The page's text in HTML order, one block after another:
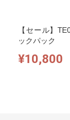
【セール】
ックパック
¥10,800